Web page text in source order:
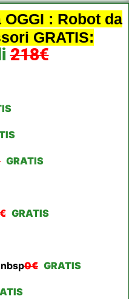
: Robot da
GRATIS:
218€
GRATIS
GRATIS
0€ GRATIS